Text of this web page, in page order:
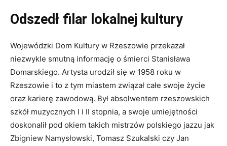
Odszedł filar lokalnej kultury
Wojewódzki Dom Kultury w Rzeszowie przekazał
niezwykle smutną informację o śmierci Stanisława
Domarskiego. Artysta urodził się w 1958 roku w
Rzeszowie i to z tym miastem związał całe swoje życie
oraz karierę zawodową. Był absolwentem rzeszowskich
szkół muzycznych I i II stopnia, a swoje umiejętności
doskonalił pod okiem takich mistrzów polskiego jazzu jak
Zbigniew Namysłowski, Tomasz Szukalski czy Jan